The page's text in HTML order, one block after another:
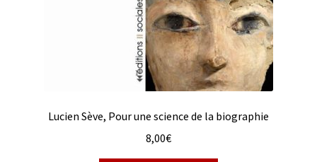
Lucien Sève, Pour une science de la biographie
8,00€